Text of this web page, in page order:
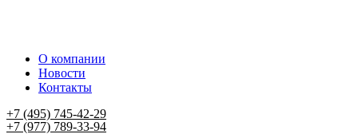
О компании
Новости
Контакты
+7 (495) 745-42-29
+7 (977) 789-33-94